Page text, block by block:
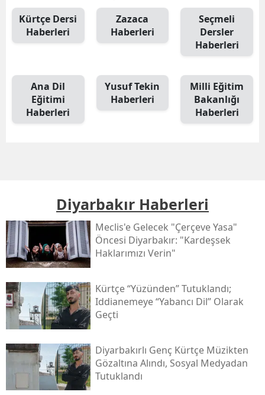
Kürtçe Dersi
Haberleri
Zazaca
Haberleri
Seçmeli
Dersler
Haberleri
Ana Dil
Eğitimi
Haberleri
Yusuf Tekin
Haberleri
Milli Eğitim
Bakanlığı
Haberleri
Diyarbakır Haberleri
Meclis'e Gelecek "çerçeve Yasa"
Öncesi Diyarbakır: "kardeşsek
Haklarımızı Verin"
Kürtçe “yüzünden” Tutuklandı;
Iddianemeye “yabancı Dil” Olarak
Geçti
Diyarbakırlı Genç Kürtçe Müzikten
Gözaltına Alındı, Sosyal Medyadan
Tutuklandı